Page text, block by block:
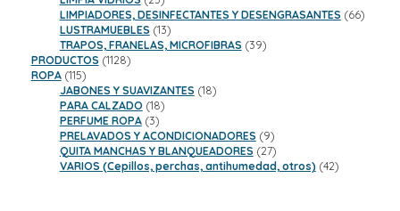
productos
LIMPIADORES, DESINFECTANTES Y DESENGRASANTES 6666
LUSTRAMUEBLES 1313
productos
TRAPOS, FRANELAS, MICROFIBRAS 3939
PRODUCTOS 11281128
ROPA 115115
productos
JABONES Y SUAVIZANTES 1818
PARA CALZADO 1818
PERFUME ROPA 33
productos
PRELAVADOS Y ACONDICIONADORES 99
productos
QUITA MANCHAS Y BLANQUEADORES 2727
productos
VARIOS (Cepillos, perchas, antihumedad, otros) 4242